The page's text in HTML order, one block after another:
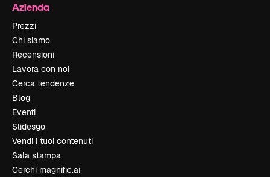
Azienda
Prezzi
Chi siamo
Recensioni
Lavora con noi
Cerca tendenze
Blog
Eventi
Slidesgo
Vendi i tuoi contenuti
Sala stampa
Cerchi magnific.ai